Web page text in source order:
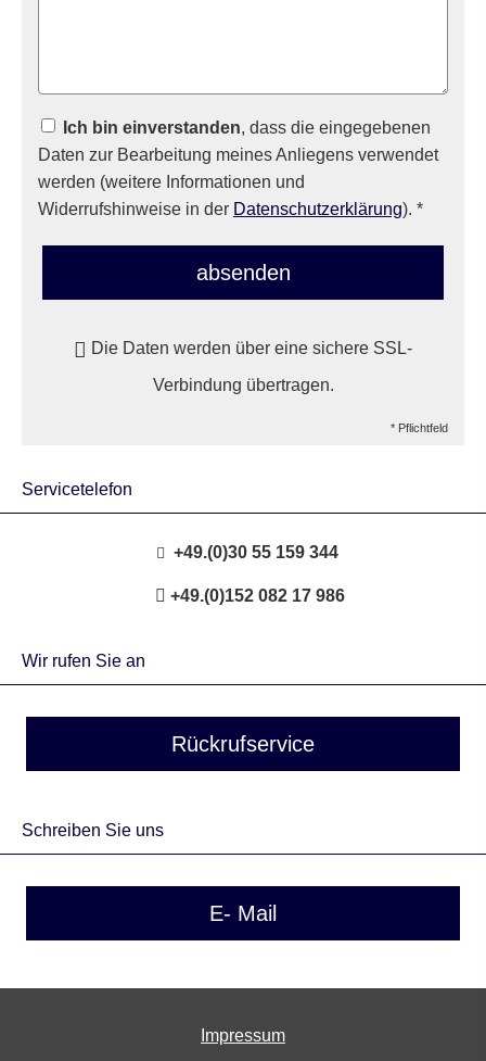
Ich bin einverstanden, dass die eingegebenen
Daten zur Bearbeitung meines Anliegens verwendet
werden (weitere Informationen und
Widerrufshinweise in der Datenschutzerklärung). *
absenden
Die Daten werden über eine sichere SSL-
Verbindung übertragen.
* Pflichtfeld
Servicetelefon
+49.(0)30 55 159 344
+49.(0)152 082 17 986
Wir rufen Sie an
Rückrufservice
Schreiben Sie uns
E- Mail
Impressum